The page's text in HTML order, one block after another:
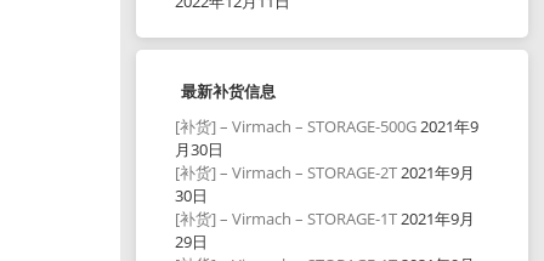
最新补货信息
[补货] – Virmach – STORAGE-500G2021年9
月30日
[补货] – Virmach – STORAGE-2T2021年9月
30日
[补货] – Virmach – STORAGE-1T2021年9月
29日